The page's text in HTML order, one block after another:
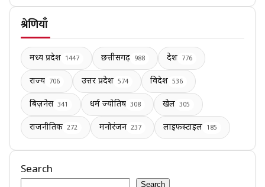
श्रेणियाँ
मध्य प्रदेश 1447 छत्तीसगढ़ 988 देश 776
राज्य 706 उत्तर प्रदेश 574 विदेश 536
बिज़नेस 341 धर्म ज्योतिष 308 खेल 305
राजनीतिक 272 मनोरंजन 237 लाइफस्टाइल 185
Search
Search